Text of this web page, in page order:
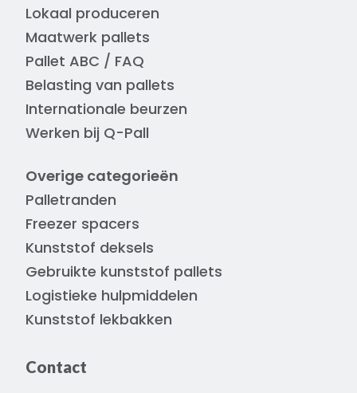
Lokaal produceren
Maatwerk pallets
Pallet ABC / FAQ
Belasting van pallets
Internationale beurzen
Werken bij Q-Pall
Overige categorieën
Palletranden
Freezer spacers
Kunststof deksels
Gebruikte kunststof pallets
Logistieke hulpmiddelen
Kunststof lekbakken
Contact